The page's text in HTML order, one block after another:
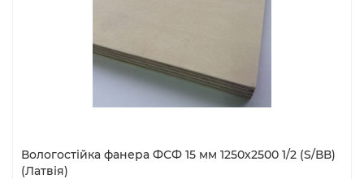
Вологостійка фанера ФСФ 15 мм 1250х2500 1/2 (S/ВВ)
(Латвія)